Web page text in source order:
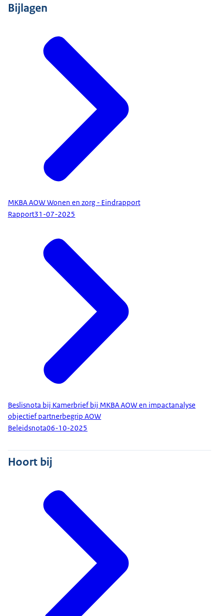
Bijlagen
MKBA AOW Wonen en zorg - Eindrapport
Rapport31-07-2025
Beslisnota bij Kamerbrief bij MKBA AOW en impactanalyse
objectief partnerbegrip AOW
Beleidsnota06-10-2025
Hoort bij